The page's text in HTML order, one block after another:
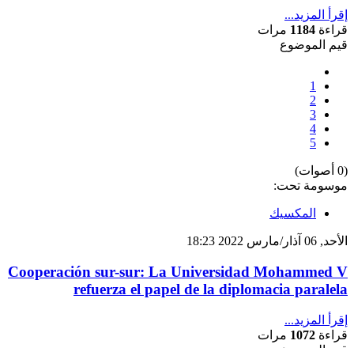
إقرأ المزيد...
قراءة 1184 مرات
قيم الموضوع
1
2
3
4
5
(0 أصوات)
موسومة تحت:
المكسيك
الأحد, 06 آذار/مارس 2022 18:23
Cooperación sur-sur: La Universidad Mohammed V
refuerza el papel de la diplomacia paralela
إقرأ المزيد...
قراءة 1072 مرات